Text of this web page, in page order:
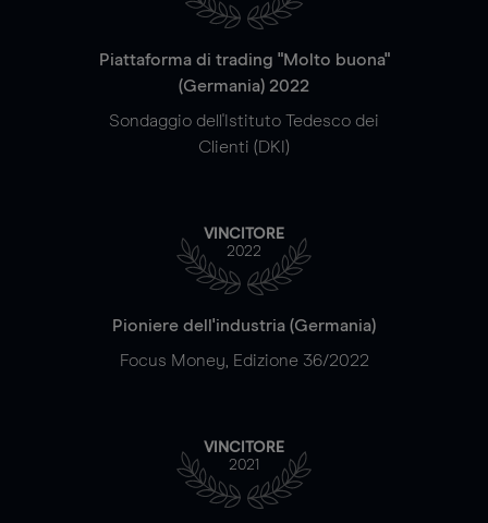
Piattaforma di trading "Molto buona"
(Germania) 2022
Sondaggio dell'Istituto Tedesco dei
Clienti (DKI)
VINCITORE
2022
Pioniere dell'industria (Germania)
Focus Money, Edizione 36/2022
VINCITORE
2021